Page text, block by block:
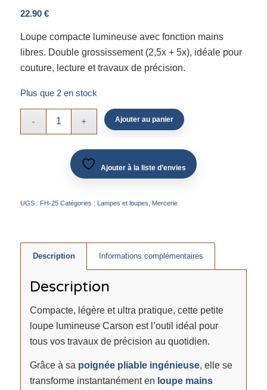
22.90 €
Loupe compacte lumineuse avec fonction mains
libres. Double grossissement (2,5x + 5x), idéale pour
couture, lecture et travaux de précision.
Plus que 2 en stock
Ajouter au panier
Ajouter à la liste d’envies
UGS : FH-25 Catégories : Lampes et loupes Mercerie
Description Informations complémentaires
Description
Compacte, légère et ultra pratique, cette petite
loupe lumineuse Carson est l’outil idéal pour
tous vos travaux de précision au quotidien.
Grâce à sa poignée pliable ingénieuse, elle se
transforme instantanément en loupe mains